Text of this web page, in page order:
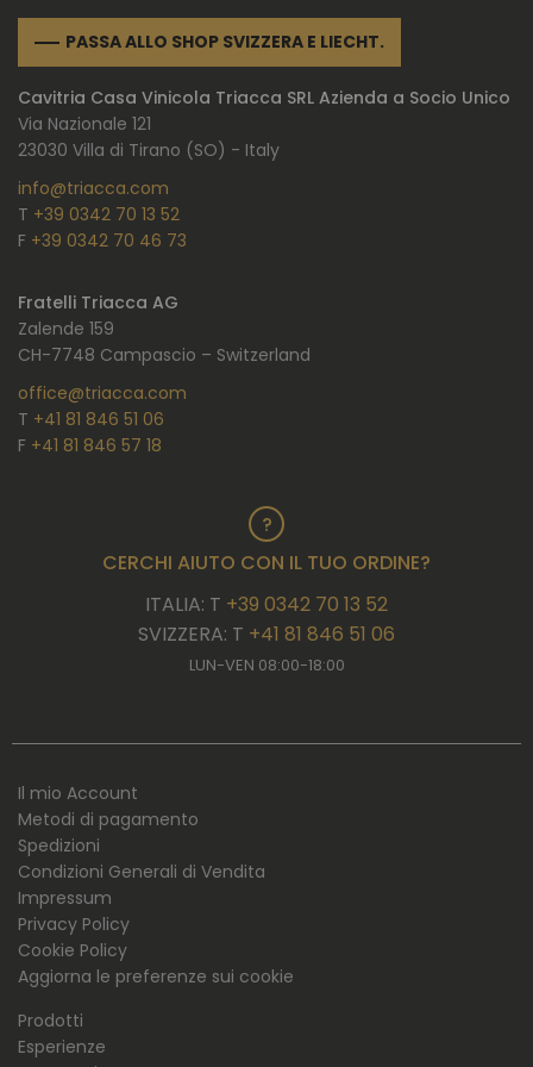
PASSA ALLO SHOP SVIZZERA E LIECHT.
Cavitria Casa Vinicola Triacca SRL Azienda a Socio Unico
Via Nazionale 121
23030 Villa di Tirano (SO) - Italy
info@triacca.com
T +39 0342 70 13 52
F +39 0342 70 46 73
Fratelli Triacca AG
Zalende 159
CH-7748 Campascio – Switzerland
office@triacca.com
T +41 81 846 51 06
F +41 81 846 57 18
CERCHI AIUTO CON IL TUO ORDINE?
ITALIA: T +39 0342 70 13 52
SVIZZERA: T +41 81 846 51 06
LUN-VEN 08:00-18:00
Il mio Account
Metodi di pagamento
Spedizioni
Condizioni Generali di Vendita
Impressum
Privacy Policy
Cookie Policy
Aggiorna le preferenze sui cookie
Prodotti
Esperienze